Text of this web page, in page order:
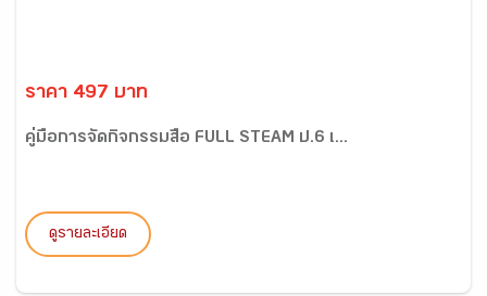
ราคา 497 บาท
คู่มือการจัดกิจกรรมสื่อ FULL STEAM ป.6 เ...
ดูรายละเอียด